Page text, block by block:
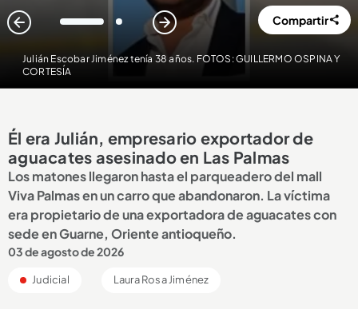
Julián Escobar Jiménez tenía 38 años. FOTOS: GUILLERMO OSPINA Y
CORTESÍA
1 2 Compartir
Él era Julián, empresario exportador de
aguacates asesinado en Las Palmas
Los matones llegaron hasta el parqueadero del mall
Viva Palmas en un carro que abandonaron. La víctima
era propietario de una exportadora de aguacates con
sede en Guarne, Oriente antioqueño.
03 de agosto de 2026
Judicial Laura Rosa Jiménez